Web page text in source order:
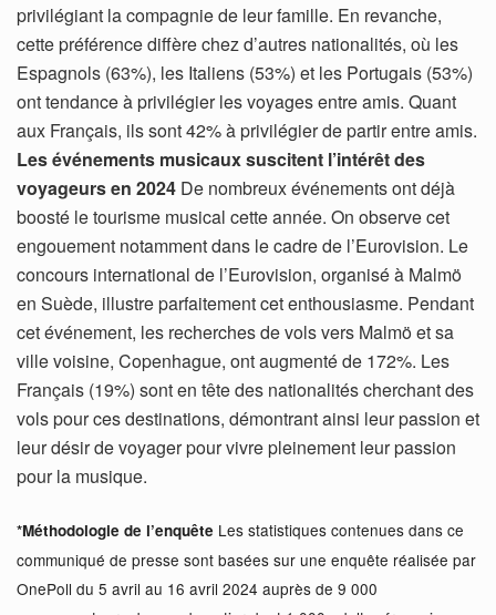
privilégiant la compagnie de leur famille. En revanche,
cette préférence diffère chez d’autres nationalités, où les
Espagnols (63%), les Italiens (53%) et les Portugais (53%)
ont tendance à privilégier les voyages entre amis. Quant
aux Français, ils sont 42% à privilégier de partir entre amis.
Les événements musicaux suscitent l’intérêt des
voyageurs en 2024 De nombreux événements ont déjà
boosté le tourisme musical cette année. On observe cet
engouement notamment dans le cadre de l’Eurovision. Le
concours international de l’Eurovision, organisé à Malmö
en Suède, illustre parfaitement cet enthousiasme. Pendant
cet événement, les recherches de vols vers Malmö et sa
ville voisine, Copenhague, ont augmenté de 172%. Les
Français (19%) sont en tête des nationalités cherchant des
vols pour ces destinations, démontrant ainsi leur passion et
leur désir de voyager pour vivre pleinement leur passion
pour la musique.
*Méthodologie de l’enquête Les statistiques contenues dans ce
communiqué de presse sont basées sur une enquête réalisée par
OnePoll du 5 avril au 16 avril 2024 auprès de 9 000